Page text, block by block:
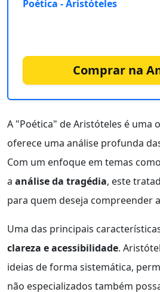
Poética - Aristóteles
Comprar na
A "Poética" de Aristóteles é uma
oferece uma análise profunda
Com um enfoque em temas
a análise da tragédia, este
para quem deseja compreender a
Uma das principais
clareza e acessibilidade.
ideias de forma sistemática,
não especializados também